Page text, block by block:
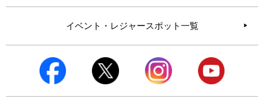
イベント・レジャースポット一覧